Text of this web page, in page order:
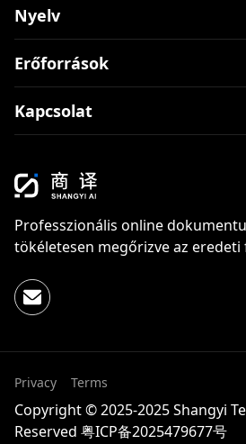
Nyelv
Erőforrások
Kapcsolat
Professzionális online
tökéletesen megőrizve az
Privacy Terms
Copyright © 2025-2025 Shangyi
Reserved 粤ICP备2025479677号